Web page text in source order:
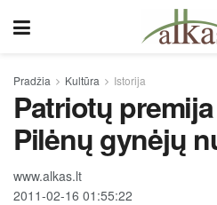
Pradžia Kultūra Istorija
Patriotų
Pilėnų gynėjų
www.alkas.lt
2011-02-16 01:55:22